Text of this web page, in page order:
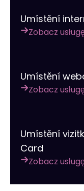
Umístění
Zobacz
Umístění
Zobacz
Umístění
Card
Zobacz